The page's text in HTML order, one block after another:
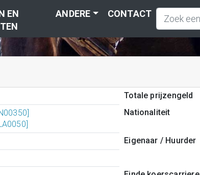
EN
ANDERE CONTACT
Totale prijzengeld
Nationaliteit
Eigenaar / Huurder